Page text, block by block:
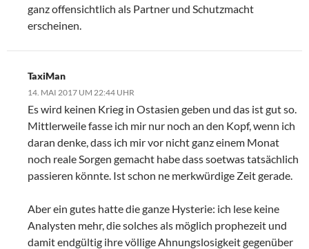
ganz offensichtlich als Partner und Schutzmacht
erscheinen.
TaxiMan
14. MAI 2017 UM 22:44 UHR
Es wird keinen Krieg in Ostasien geben und das ist gut so.
Mittlerweile fasse ich mir nur noch an den Kopf, wenn ich
daran denke, dass ich mir vor nicht ganz einem Monat
noch reale Sorgen gemacht habe dass soetwas tatsächlich
passieren könnte. Ist schon ne merkwürdige Zeit gerade.
Aber ein gutes hatte die ganze Hysterie: ich lese keine
Analysten mehr, die solches als möglich prophezeit und
damit endgültig ihre völlige Ahnungslosigkeit gegenüber